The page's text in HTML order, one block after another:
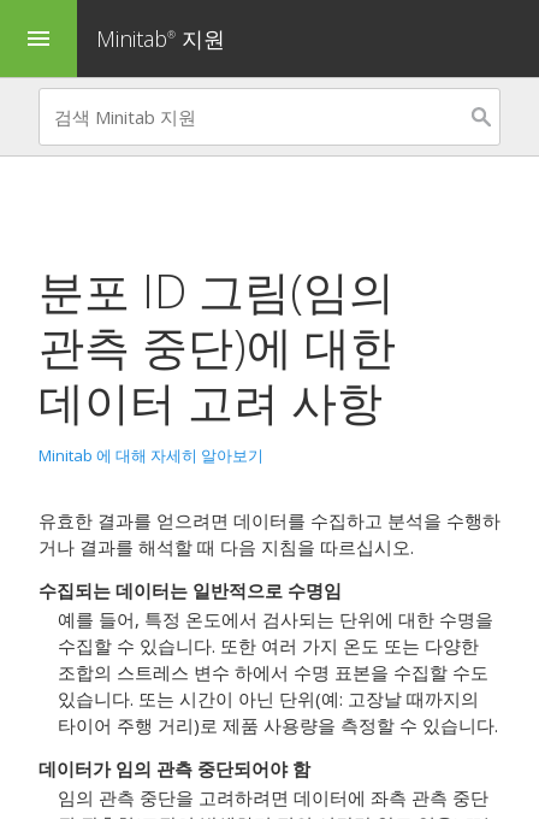
menu Minitab® 지원
분포 ID 그림(임의
관측 중단)에 대한
데이터 고려 사항
Minitab 에 대해 자세히 알아보기
유효한 결과를 얻으려면 데이터를 수집하고 분석을 수행하
거나 결과를 해석할 때 다음 지침을 따르십시오.
수집되는 데이터는 일반적으로 수명임
예를 들어, 특정 온도에서 검사되는 단위에 대한 수명을
수집할 수 있습니다. 또한 여러 가지 온도 또는 다양한
조합의 스트레스 변수 하에서 수명 표본을 수집할 수도
있습니다. 또는 시간이 아닌 단위(예: 고장날 때까지의
타이어 주행 거리)로 제품 사용량을 측정할 수 있습니다.
데이터가 임의 관측 중단되어야 함
임의 관측 중단을 고려하려면 데이터에 좌측 관측 중단